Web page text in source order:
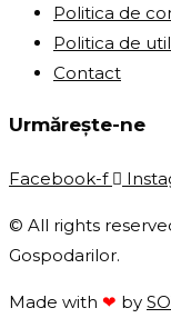
Politica de
Politica de
Contact
Urmărește-ne
Facebook-f
© All rights
Gospodarilor.
Made with ❤ by